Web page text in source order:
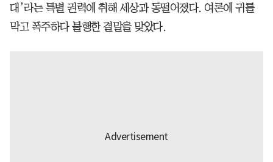
대’라는 특별 권력에 취해 세상과 동떨어졌다. 여론에 귀를
막고 폭주하다 불행한 결말을 맞았다.